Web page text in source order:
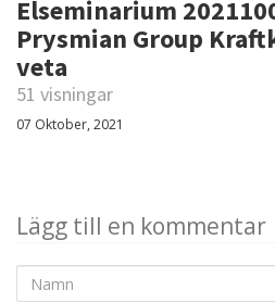
Elseminarium
Prysmian Group
veta
51 visningar
07 Oktober, 2021
Lägg till en kommentar
Namn